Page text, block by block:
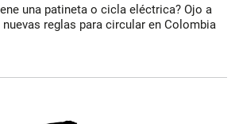
una patineta o cicla eléctrica? Ojo a
nuevas reglas para circular en Colombia